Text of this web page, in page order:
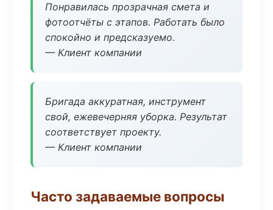
Понравилась прозрачная смета и
фотоотчёты с этапов. Работать было
спокойно и предсказуемо.
— Клиент компании
Бригада аккуратная, инструмент
свой, ежевечерняя уборка. Результат
соответствует проекту.
— Клиент компании
Часто задаваемые вопросы